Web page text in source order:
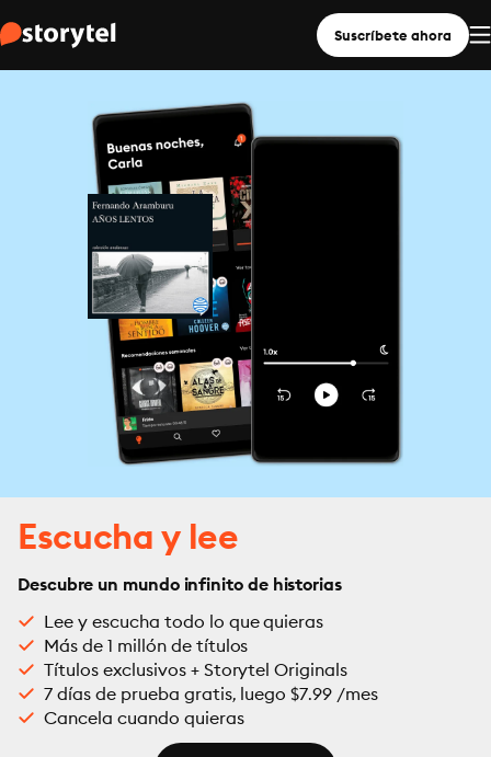
Suscríbete ahora
Escucha y lee
Descubre un mundo infinito de historias
Lee y escucha todo lo que quieras
Más de 1 millón de títulos
Títulos exclusivos + Storytel Originals
7 días de prueba gratis, luego $7.99 /mes
Cancela cuando quieras